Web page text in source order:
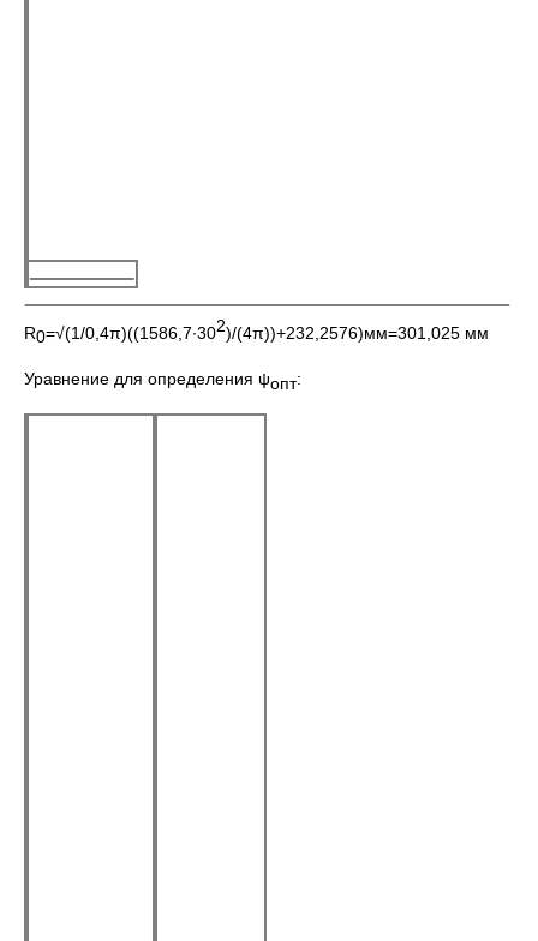
R0=√(1/0,4π)((1586,7∙302)/(4π))+232,2576)мм=301,025 мм
Уравнение для определения ψопт: